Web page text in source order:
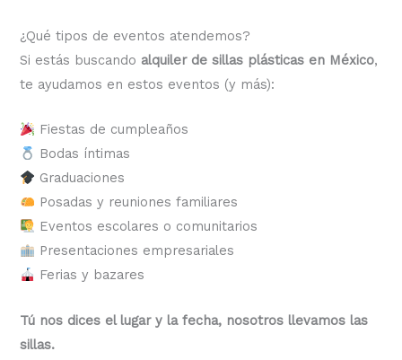
¿Qué tipos de eventos atendemos?
Si estás buscando alquiler de sillas plásticas en México,
te ayudamos en estos eventos (y más):
Fiestas de cumpleaños
Bodas íntimas
Graduaciones
Posadas y reuniones familiares
Eventos escolares o comunitarios
Presentaciones empresariales
Ferias y bazares
Tú nos dices el lugar y la fecha, nosotros llevamos las
sillas.